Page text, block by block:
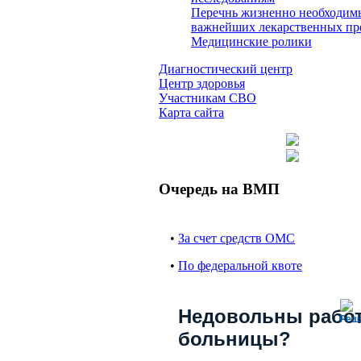
Перечнь жизненно
важнейших лекарственных
Медицинские ролики
Диагностический центр
Центр здоровья
Участникам СВО
Карта сайта
Очередь на ВМП
• За счет средств ОМС
• По федеральной квоте
Недовольны
больницы?